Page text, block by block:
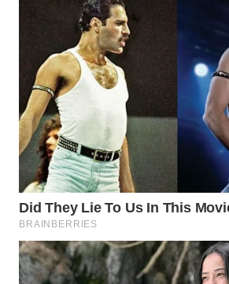
OTOMOTIF
WAHANA
HEALTH
WAHANA
DESA
WISATA
LAPAK
WAHANA
Wahana
Network